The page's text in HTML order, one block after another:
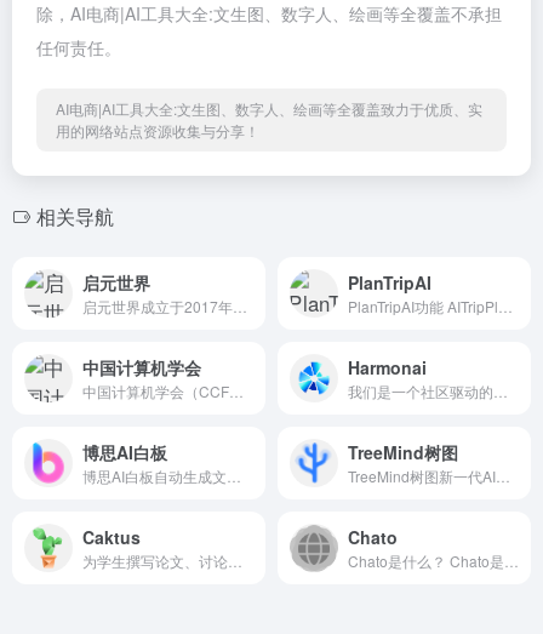
除，AI电商|AI工具大全:文生图、数字人、绘画等全覆盖不承担
任何责任。
AI电商|AI工具大全:文生图、数字人、绘画等全覆盖致力于优质、实
用的网络站点资源收集与分享！
相关导航
启元世界 PlanTripAI
中国计算机学会 Harmonai
博思AI白板 TreeMind树图
Caktus Chato